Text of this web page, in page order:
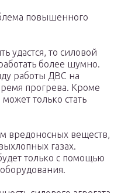
повышенного
удастся, то силовой
более шумно.
работы ДВС на
прогрева. Кроме
только стать
вредоносных веществ,
газах.
только с помощью